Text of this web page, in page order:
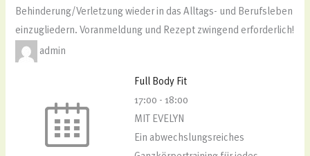
Behinderung/Verletzung wieder in das Alltags- und Berufsleben
einzugliedern. Voranmeldung und Rezept zwingend erforderlich!
admin
Full Body Fit
17:00 -18:00
MIT EVELYN
Ein abwechslungsreiches